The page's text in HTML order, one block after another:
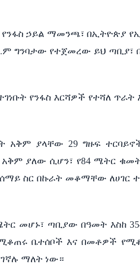
ኃይል ማመንጫ፣ በኢትዮጵያ
ግንባታው የተጀመረው ይህ ጣቢያ፣
የንፋስ እርሻዎች የተሻለ ጥራት
ያላቸው 29 ግዙፍ
ያለው ሲሆን፣ የ84 ሜትር ቁመት
ስር በኩራት መቆማቸው ለሀገር
መሆኑ፣ ጣቢያው በዓመት እስከ
ቤተሰቦች እና በመቶዎች
ማለት ነው።